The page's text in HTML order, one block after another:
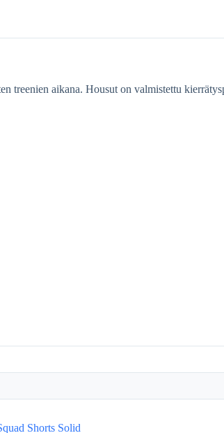
treenien aikana. Housut on valmistettu